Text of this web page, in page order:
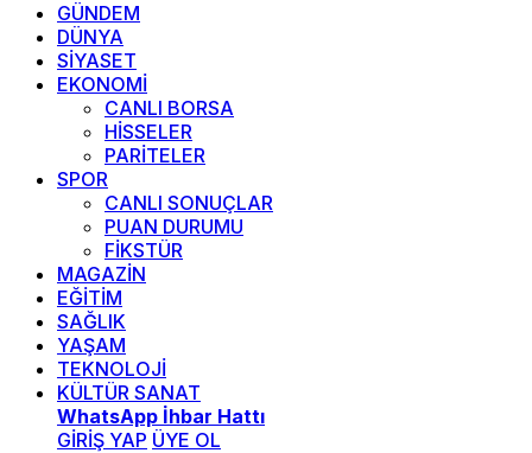
GÜNDEM
DÜNYA
SİYASET
EKONOMİ
CANLI BORSA
HİSSELER
PARİTELER
SPOR
CANLI SONUÇLAR
PUAN DURUMU
FİKSTÜR
MAGAZİN
EĞİTİM
SAĞLIK
YAŞAM
TEKNOLOJİ
KÜLTÜR SANAT
WhatsApp İhbar Hattı
GİRİŞ YAP ÜYE OL